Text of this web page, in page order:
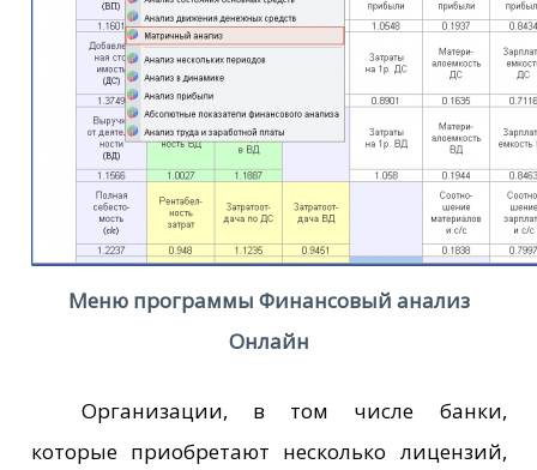
Меню программы Финансовый анализ
Онлайн
Организации, в том числе банки,
которые приобретают несколько лицензий,